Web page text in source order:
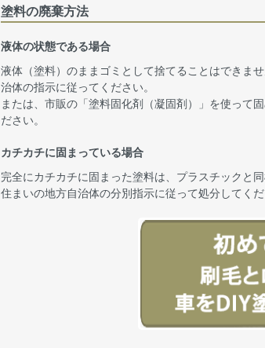
塗料の廃棄方法
液体の状態である場合
液体（塗料）のままゴミとして捨てることはできま
治体の指示に従ってください。
または、市販の「塗料固化剤（凝固剤）」を使って
ださい。
カチカチに固まっている場合
完全にカチカチに固まった塗料は、プラスチックと
住まいの地方自治体の分別指示に従って処分してくだ